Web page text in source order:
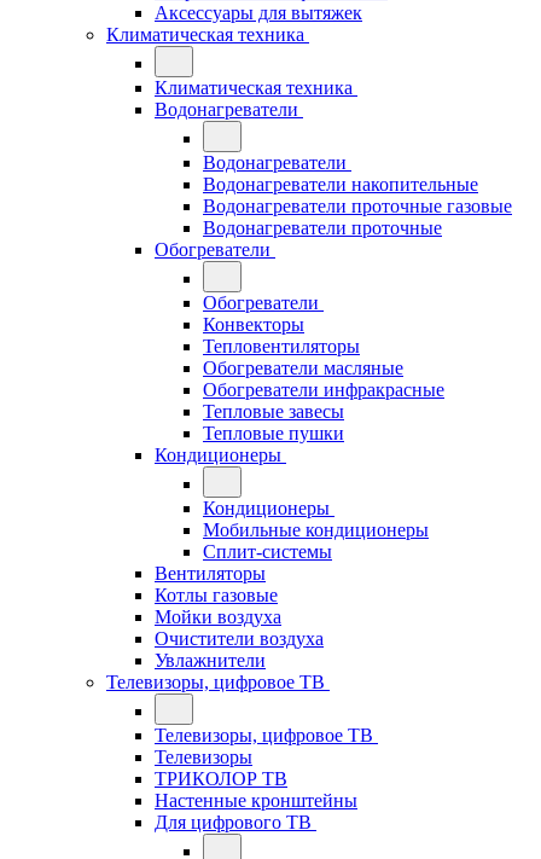
Аксессуары для вытяжек
Климатическая техника
Климатическая техника
Водонагреватели
Водонагреватели
Водонагреватели накопительные
Водонагреватели проточные газовые
Водонагреватели проточные
Обогреватели
Обогреватели
Конвекторы
Тепловентиляторы
Обогреватели масляные
Обогреватели инфракрасные
Тепловые завесы
Тепловые пушки
Кондиционеры
Кондиционеры
Мобильные кондиционеры
Сплит-системы
Вентиляторы
Котлы газовые
Мойки воздуха
Очистители воздуха
Увлажнители
Телевизоры, цифровое ТВ
Телевизоры, цифровое ТВ
Телевизоры
ТРИКОЛОР ТВ
Настенные кронштейны
Для цифрового ТВ